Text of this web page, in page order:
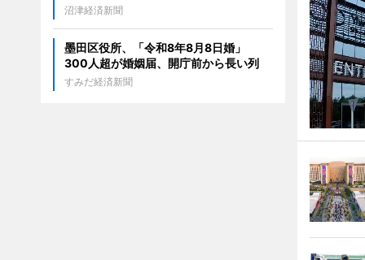
沼津経済新聞
墨田区役所、「令和8年8月8日婚」
300人超が婚姻届、開庁前から長い列
すみだ経済新聞